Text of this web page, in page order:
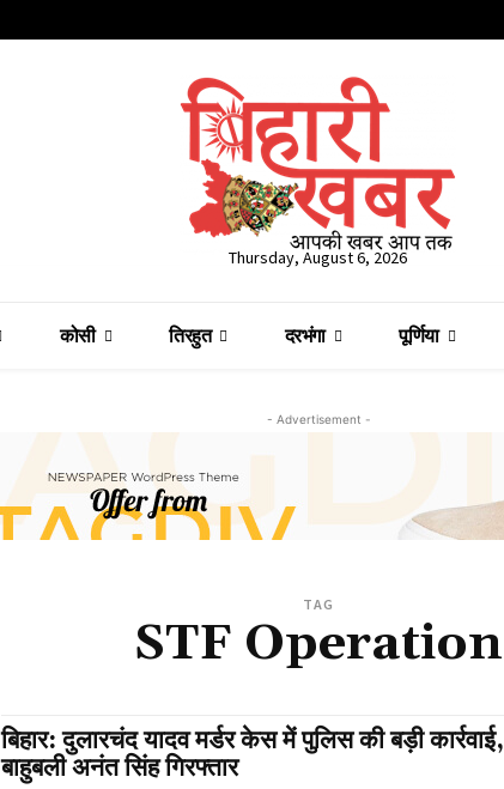
Thursday, August 6, 2026
कोसी तिरहुत दरभंगा पूर्णिया
- Advertisement -
TAG
STF Operation
बिहार: दुलारचंद यादव मर्डर केस में पुलिस की बड़ी कार्रवाई,
बाहुबली अनंत सिंह गिरफ्तार